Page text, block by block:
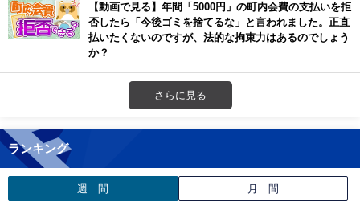
【動画で見る】年間「5000円」の町内会費の支払いを拒
否したら「今後ゴミを捨てるな」と言われました。正直
払いたくないのですが、法的な拘束力はあるのでしょう
か？
さらに見る
ランキング
週 間 月 間